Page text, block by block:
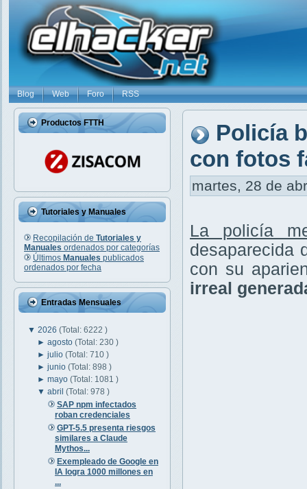
Blog Web Foro RSS
Productos FTTH
Tutoriales y Manuales
Recopilación de Tutoriales y
Manuales ordenados por categorías
Últimos Manuales publicados
ordenados por fecha
Entradas Mensuales
▼ 2026 (Total: 6222 )
►agosto(Total: 230 )
►julio(Total: 710 )
►junio(Total: 898 )
►mayo(Total: 1081 )
▼abril(Total: 978 )
SAP npm infectados
roban credenciales
GPT-5.5 presenta riesgos
similares a Claude
Mythos...
Exempleado de Google en
IA logra 1000 millones en
...
Policía
con fotos
martes, 28 de
La policía
desaparecida
con su
irreal